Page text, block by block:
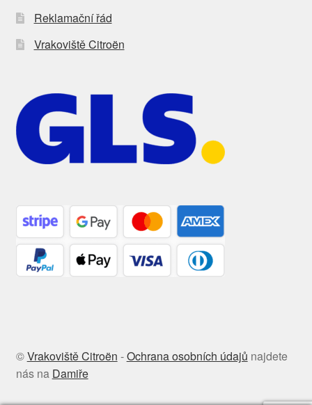
Reklamační řád
Vrakoviště Citroën
©Vrakoviště Citroën -Ochrana osobních údajů najdete
nás na Damiře